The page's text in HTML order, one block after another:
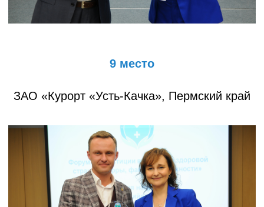
9 место
ЗАО «Курорт «Усть-Качка», Пермский край